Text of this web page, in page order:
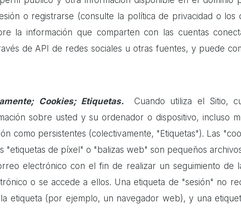
o registrarse (consulte la política de privacidad o los
la información que comparten con las cuentas
de API de redes sociales u otras fuentes, y puede
Cookies; Etiquetas.
Cuando utiliza el Sitio,
sobre usted y su ordenador o dispositivo, incluso
como persistentes (colectivamente, "Etiquetas"). Las
"etiquetas de píxel" o "balizas web" son pequeños
electrónico con el fin de realizar un seguimiento de
o se accede a ellos. Una etiqueta de "sesión" no
etiqueta (por ejemplo, un navegador web), y una